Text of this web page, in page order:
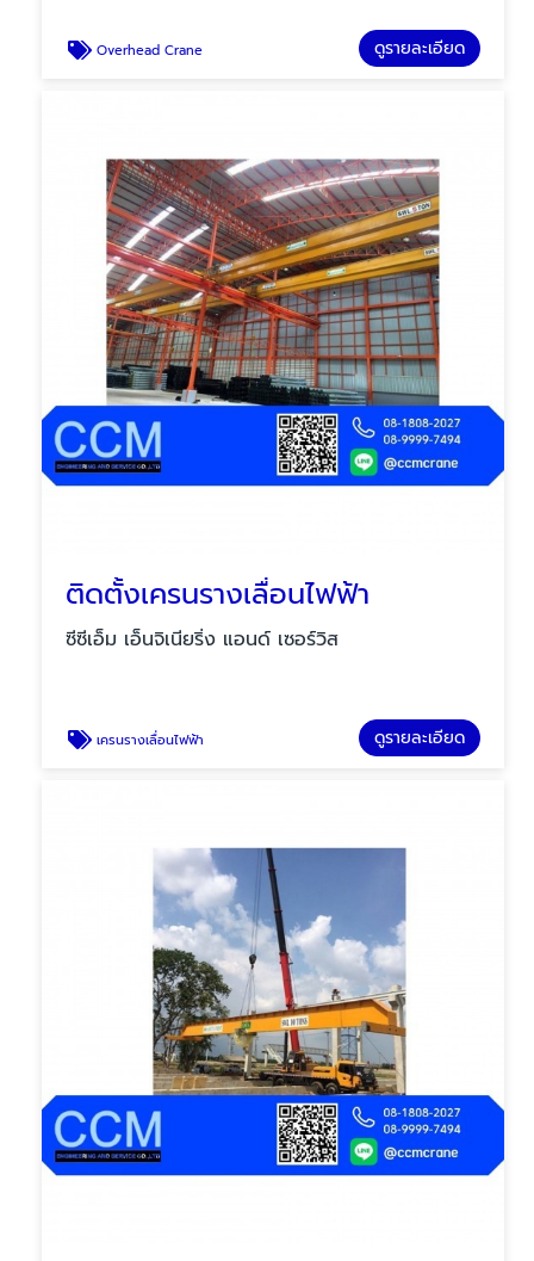
Overhead Crane ดูรายละเอียด
ติดตั้งเครนรางเลื่อนไฟฟ้า
ซีซีเอ็ม เอ็นจิเนียริ่ง แอนด์ เซอร์วิส
เครนรางเลื่อนไฟฟ้า ดูรายละเอียด